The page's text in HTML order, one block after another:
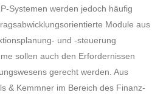
Systemen werden jedoch häufig
Module aus
und -steuerung
sollen auch den Erfordernissen
gerecht werden. Aus
& Kemmner im Bereich des Finanz-